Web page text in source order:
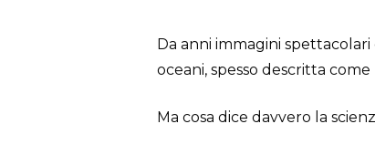
Da anni immagini
oceani, spesso descritta
Ma cosa dice davvero la